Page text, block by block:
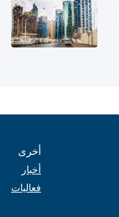
أخرى
أخبار
فعاليات